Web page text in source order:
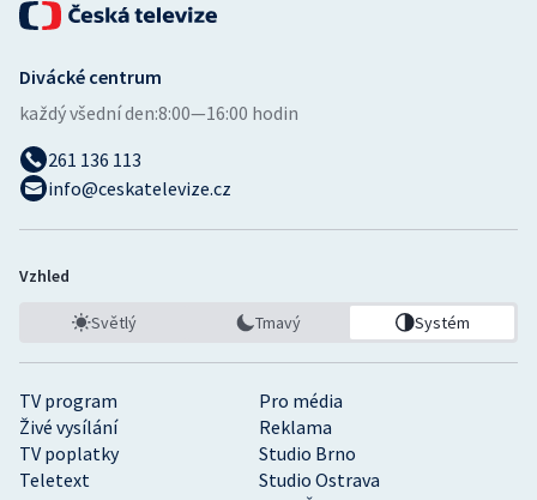
TV program
Pro média
Živé vysílání
Reklama
TV poplatky
Studio Brno
Teletext
Studio Ostrava
Divácké centrum
každý všední den:8:00—16:00 hodin
261 136 113
info@ceskatelevize.cz
Vzhled
Světlý Tmavý Systém